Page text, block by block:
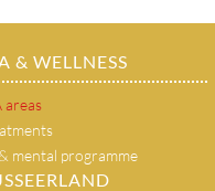
& WELLNESS
areas
mental programme